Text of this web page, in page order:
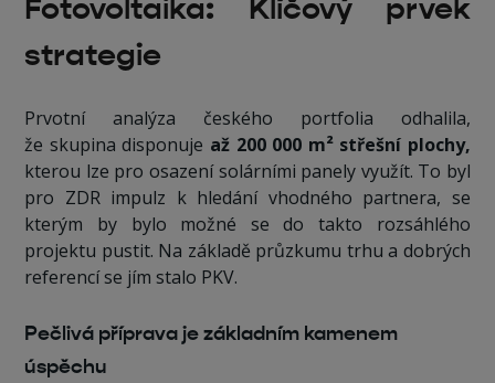
Fotovoltaika: Klíčový prvek
strategie
Prvotní analýza českého portfolia odhalila,
že skupina disponuje až 200 000 m² střešní plochy,
kterou lze pro osazení solárními panely využít. To byl
pro ZDR impulz k hledání vhodného partnera, se
kterým by bylo možné se do takto rozsáhlého
projektu pustit. Na základě průzkumu trhu a dobrých
referencí se jím stalo PKV.
Pečlivá příprava je základním kamenem
úspěchu